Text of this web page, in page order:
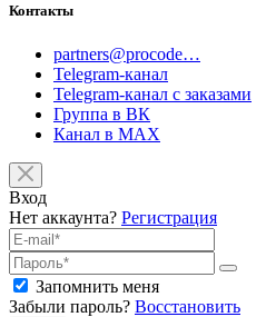
Контакты
partners@procode…
Telegram-канал
Telegram-канал с заказами
Группа в ВК
Канал в MAX
Вход
Нет аккаунта? Регистрация
Запомнить меня
Забыли пароль? Восстановить